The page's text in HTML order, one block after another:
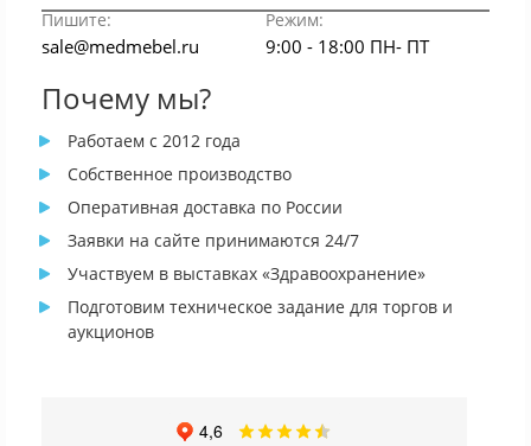
Пишите: Режим:
sale@medmebel.ru 9:00 - 18:00 ПН- ПТ
Почему мы?
Работаем с 2012 года
Собственное производство
Оперативная доставка по России
Заявки на сайте принимаются 24/7
Участвуем в выставках «Здравоохранение»
Подготовим техническое задание для торгов и
аукционов